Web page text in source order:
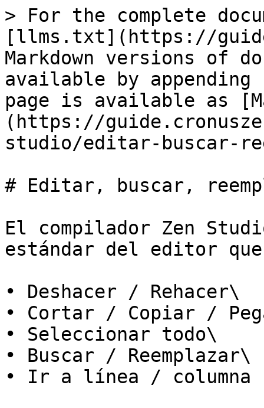
> For the complete
[llms.txt](https://
Markdown versions of
available by
page is available as
(https://
studio/editar-buscar-
# Editar, buscar,
El compilador Zen
estándar del editor
• Deshacer / Rehacer\
• Cortar / Copiar /
• Seleccionar todo\
• Buscar / Reemplazar\
• Ir a línea / columna